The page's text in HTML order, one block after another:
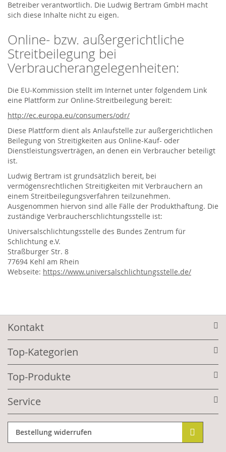
Betreiber verantwortlich. Die Ludwig Bertram GmbH macht
sich diese Inhalte nicht zu eigen.
Online- bzw. außergerichtliche
Streitbeilegung bei
Verbraucherangelegenheiten:
Die EU-Kommission stellt im Internet unter folgendem Link
eine Plattform zur Online-Streitbeilegung bereit:
http://ec.europa.eu/consumers/odr/
Diese Plattform dient als Anlaufstelle zur außergerichtlichen
Beilegung von Streitigkeiten aus Online-Kauf- oder
Dienstleistungsverträgen, an denen ein Verbraucher beteiligt
ist.
Ludwig Bertram ist grundsätzlich bereit, bei
vermögensrechtlichen Streitigkeiten mit Verbrauchern an
einem Streitbeilegungsverfahren teilzunehmen.
Ausgenommen hiervon sind alle Fälle der Produkthaftung. Die
zuständige Verbraucherschlichtungsstelle ist:
Universalschlichtungsstelle des Bundes Zentrum für
Schlichtung e.V.
Straßburger Str. 8
77694 Kehl am Rhein
Webseite: https://www.universalschlichtungsstelle.de/
Kontakt
Top-Kategorien
Top-Produkte
Service
Bestellung widerrufen